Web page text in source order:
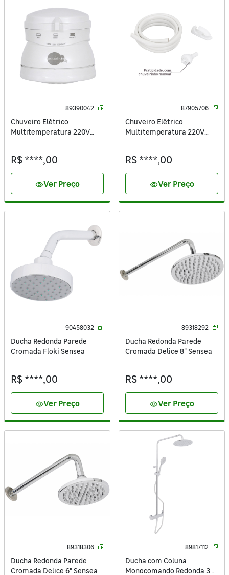
89390042
Chuveiro Elétrico
Multitemperatura 220V
R$ ****,00
visibilityVer Preço
87905706
Chuveiro Elétrico
Multitemperatura 220V
R$ ****,00
visibilityVer Preço
90458032
Ducha Redonda Parede
Cromada Floki Sensea
R$ ****,00
visibilityVer Preço
89318292
Ducha Redonda Parede
Cromada Delice 8" Sensea
R$ ****,00
visibilityVer Preço
89318306
Ducha Redonda Parede
Cromada Delice 6" Sensea
89817112
Ducha com Coluna
Monocomando Redonda 3